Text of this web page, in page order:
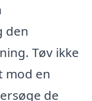
den
Tøv ikke
mod en
de